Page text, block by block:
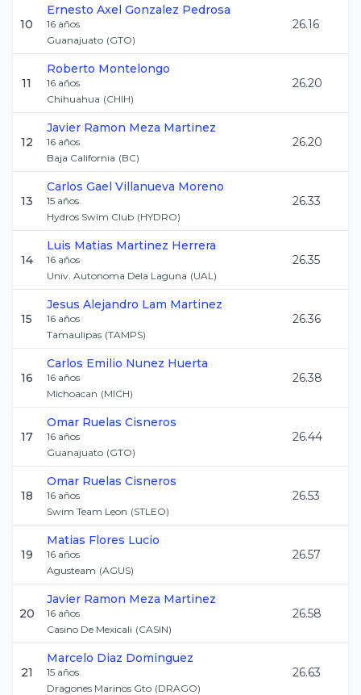
10
Ernesto Axel Gonzalez Pedrosa
16 años
Guanajuato (GTO)
26.16
11
Roberto Montelongo
16 años
Chihuahua (CHIH)
26.20
12
Javier Ramon Meza Martinez
16 años
Baja California (BC)
26.20
13
Carlos Gael Villanueva Moreno
15 años
Hydros Swim Club (HYDRO)
26.33
14
Luis Matias Martinez Herrera
16 años
Univ. Autonoma Dela Laguna (UAL)
26.35
15
Jesus Alejandro Lam Martinez
16 años
Tamaulipas (TAMPS)
26.36
16
Carlos Emilio Nunez Huerta
16 años
Michoacan (MICH)
26.38
17
Omar Ruelas Cisneros
16 años
Guanajuato (GTO)
26.44
18
Omar Ruelas Cisneros
16 años
Swim Team Leon (STLEO)
26.53
19
Matias Flores Lucio
16 años
Agusteam (AGUS)
26.57
20
Javier Ramon Meza Martinez
16 años
Casino De Mexicali (CASIN)
26.58
21
Marcelo Diaz Dominguez
15 años
Dragones Marinos Gto (DRAGO)
26.63